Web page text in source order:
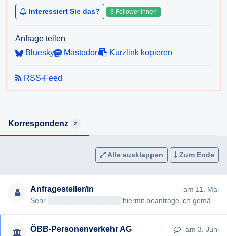
Interessiert Sie das? 3 Follower:innen
Anfrage teilen
Bluesky
Mastodon Kurzlink kopieren
RSS-Feed
Korrespondenz 2
Alle ausklappen Zum Ende
Anfragesteller/in
am 11. Mai
Sehr
hiermit beantrage ich gemäß § 7ff Informationsfreiheitsgesetz (IFG) die Erteilung fo…
ÖBB-Personenverkehr AG
am 3. Juni